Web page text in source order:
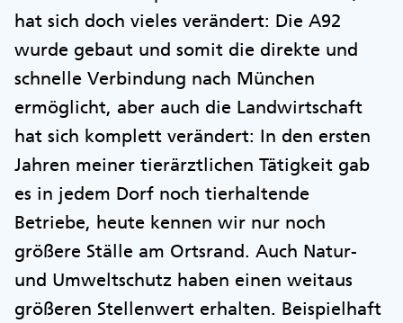
hat sich doch vieles verändert: Die A92
wurde gebaut und somit die direkte und
schnelle Verbindung nach München
ermöglicht, aber auch die Landwirtschaft
hat sich komplett verändert: In den ersten
Jahren meiner tierärztlichen Tätigkeit gab
es in jedem Dorf noch tierhaltende
Betriebe, heute kennen wir nur noch
größere Ställe am Ortsrand. Auch Natur-
und Umweltschutz haben einen weitaus
größeren Stellenwert erhalten. Beispielhaft